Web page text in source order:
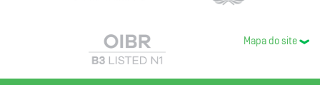
Mapa do site